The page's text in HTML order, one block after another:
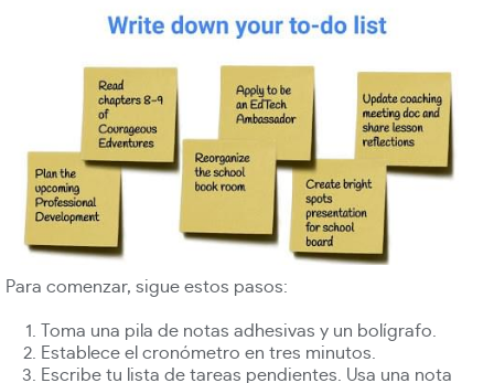
Para comenzar, sigue estos pasos:
Toma una pila de notas adhesivas y un bolígrafo.
Establece el cronómetro en tres minutos.
Escribe tu lista de tareas pendientes. Usa una nota